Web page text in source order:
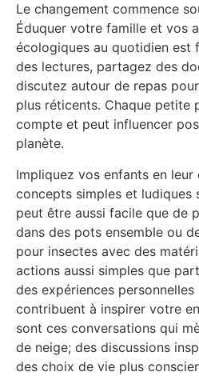
Le changement commence
Éduquer votre famille et vos
écologiques au quotidien est
des lectures, partagez des
discutez autour de repas
plus réticents. Chaque petite
compte et peut influencer
planète.
Impliquez vos enfants en leur
concepts simples et ludiques
peut être aussi facile que de
dans des pots ensemble ou
pour insectes avec des
actions aussi simples que
des expériences personnelles
contribuent à inspirer votre
sont ces conversations qui
de neige; des discussions
des choix de vie plus